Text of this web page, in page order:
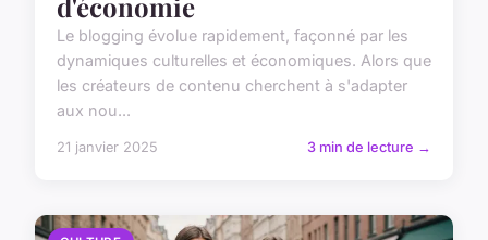
Le blogging évolue rapidement, façonné par les
dynamiques culturelles et économiques. Alors que
les créateurs de contenu cherchent à s'adapter
aux nou...
21 janvier 2025 3 min de lecture →